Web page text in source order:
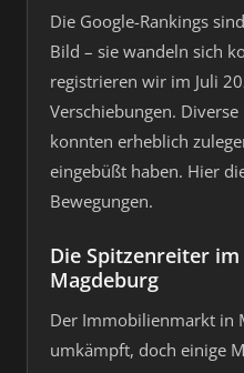
Die Google-Rankings
Bild – sie wandeln sich
registrieren wir im Juli
Verschiebungen.
konnten erheblich
eingebüßt haben. Hier
Bewegungen.
Die Spitzenreiter
Magdeburg
Der Immobilienmarkt in
umkämpft, doch einige